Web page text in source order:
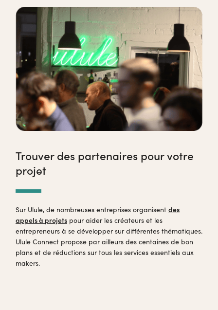
Trouver des partenaires pour votre
projet
Sur Ulule, de nombreuses entreprises organisent des
appels à projets pour aider les créateurs et les
entrepreneurs à se développer sur différentes thématiques.
Ulule Connect propose par ailleurs des centaines de bon
plans et de réductions sur tous les services essentiels aux
makers.